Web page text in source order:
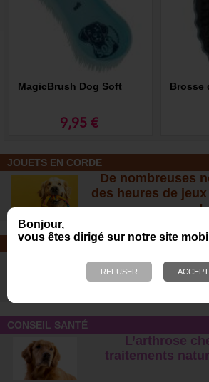
Bonjour,
vous êtes dirigé sur notre site
MagicBrush Dog Soft
9,95 €
Brosse
JOUETS EN CORDE
De nombreuses
des heures de
!
SOINS ET SHAMPOOING
Tout pour
votre
CONSEIL SANTÉ
L’arthrose
traitements